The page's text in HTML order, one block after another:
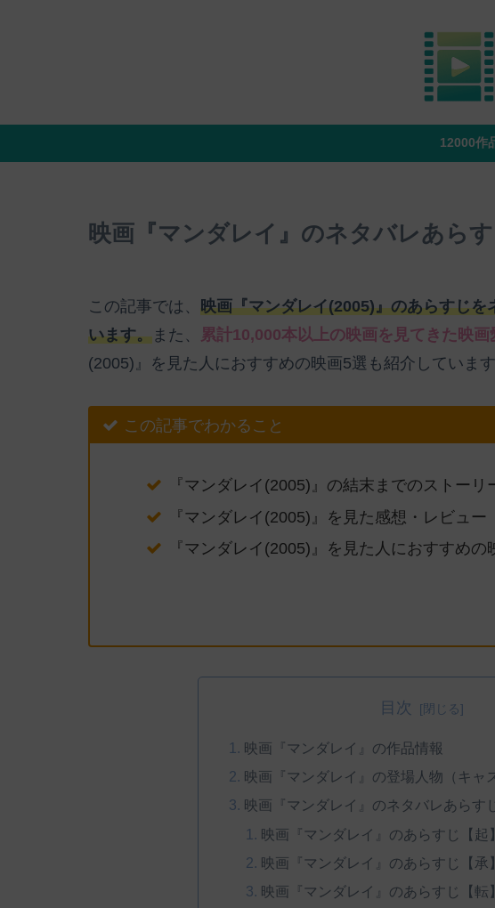
12000作
映画『マンダレイ』のネタバレあら
この記事では、 映画『マンダレイ(2005)』のあらすじ
います。 また、 累計10,000本以上の映画を見てきた映画
(2005)』を見た人におすすめの映画5選も紹介しています
この記事でわかること
『マンダレイ(2005)』の結末までのストーリ
『マンダレイ(2005)』を見た感想・レビュー
『マンダレイ(2005)』を見た人におすすめの
目次
映画『マンダレイ』の作品情報
映画『マンダレイ』の登場人物（キャ
映画『マンダレイ』のネタバレあらす
映画『マンダレイ』のあらすじ【起】
映画『マンダレイ』のあらすじ【承】
映画『マンダレイ』のあらすじ【転】